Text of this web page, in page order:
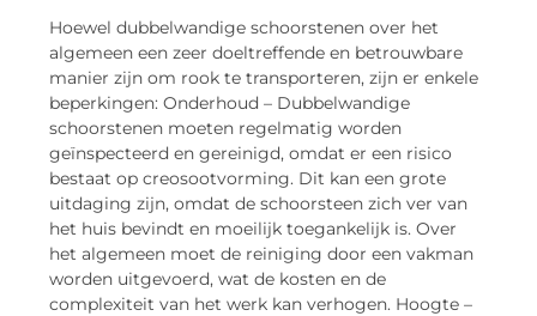
Hoewel dubbelwandige schoorstenen over het
algemeen een zeer doeltreffende en betrouwbare
manier zijn om rook te transporteren, zijn er enkele
beperkingen: Onderhoud – Dubbelwandige
schoorstenen moeten regelmatig worden
geïnspecteerd en gereinigd, omdat er een risico
bestaat op creosootvorming. Dit kan een grote
uitdaging zijn, omdat de schoorsteen zich ver van
het huis bevindt en moeilijk toegankelijk is. Over
het algemeen moet de reiniging door een vakman
worden uitgevoerd, wat de kosten en de
complexiteit van het werk kan verhogen. Hoogte –